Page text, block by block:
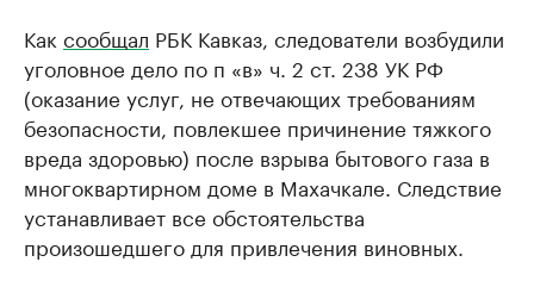
Как сообщал РБК Кавказ, следователи возбудили
уголовное дело по п «в» ч. 2 ст. 238 УК РФ
(оказание услуг, не отвечающих требованиям
безопасности, повлекшее причинение тяжкого
вреда здоровью) после взрыва бытового газа в
многоквартирном доме в Махачкале. Следствие
устанавливает все обстоятельства
произошедшего для привлечения виновных.